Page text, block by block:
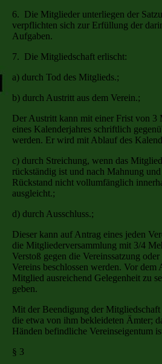
6. Die Mitglieder unterliegen der
verpflichten sich zur Erfüllung der
Aufgaben.
7. Die Mitgliedschaft erlischt:
a) durch Tod des Mitglieds.;
b) durch Austritt aus dem Verein.;
Der Austritt kann mit einer Frist von 3
eines Kalenderjahres schriftlich
werden. Er wird mit Ablauf des
c) durch Streichung, wenn das
rückständig ist und nach Mahnung
Rückstand nicht vollumfänglich
ausgleicht.;
d) durch Ausschluss.;
Dieser kann auf Antrag eines jeden
die Mitgliederversammlung mit 3/4
Verstoß gegen die Vereinssatzung oder
Vereins beschlossen werden. Vor dem
Mitglied ausreichend Gelegenheit zu
geben.
Mit der Beendigung der
die etwa von ihm bekleideten Ämter;
Händen befindliche Vereinseigentum
§ 3